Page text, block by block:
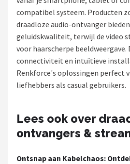
Shop
POPULAIRE MERKEN
Power Dynamics
Soundskins
ArtSound
compatibel systeem. Producten
draadloze audio-ontvanger
geluidskwaliteit, terwijl de video
voor haarscherpe beeldweergave.
connectiviteit en intuïtieve
Renkforce's oplossingen perfect
liefhebbers als casual gebruikers.
Lees ook over
ontvangers &
Ontsnap aan Kabelchaos: